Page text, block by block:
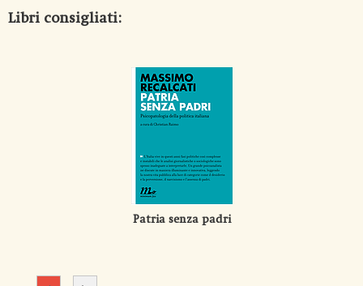
Libri consigliati:
Patria senza padri